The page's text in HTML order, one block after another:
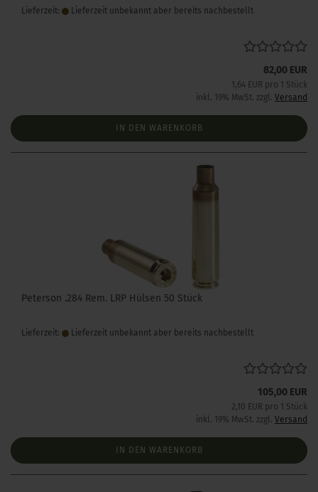
Lieferzeit: Lieferzeit unbekannt aber bereits nachbestellt
82,00 EUR
1,64 EUR pro 1 Stück
inkl. 19% MwSt. zzgl. Versand
IN DEN WARENKORB
Peterson .284 Rem. LRP Hülsen 50 Stück
Lieferzeit: Lieferzeit unbekannt aber bereits nachbestellt
105,00 EUR
2,10 EUR pro 1 Stück
inkl. 19% MwSt. zzgl. Versand
IN DEN WARENKORB